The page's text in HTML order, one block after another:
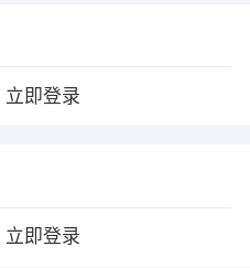
立即登录
立即登录